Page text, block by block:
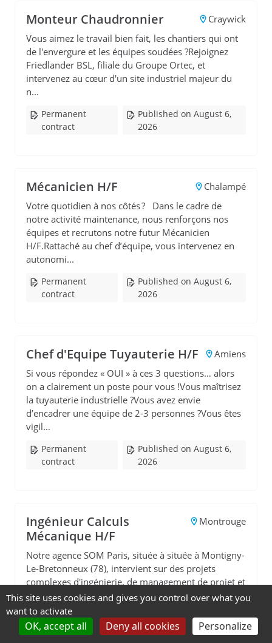
Monteur Chaudronnier
Craywick
Vous aimez le travail bien fait, les chantiers qui ont
de l'envergure et les équipes soudées ?Rejoignez
Friedlander BSL, filiale du Groupe Ortec, et
intervenez au cœur d'un site industriel majeur du
n...
Permanent
contract
Published on August 6,
2026
Mécanicien H/F
Chalampé
Votre quotidien à nos côtés ? Dans le cadre de
notre activité maintenance, nous renforçons nos
équipes et recrutons notre futur Mécanicien
H/F.Rattaché au chef d’équipe, vous intervenez en
autonomi...
Permanent
contract
Published on August 6,
2026
Chef d'Equipe Tuyauterie H/F
Amiens
Si vous répondez « OUI » à ces 3 questions… alors
on a clairement un poste pour vous !Vous maîtrisez
la tuyauterie industrielle ?Vous avez envie
d’encadrer une équipe de 2-3 personnes ?Vous êtes
vigil...
Permanent
contract
Published on August 6,
2026
Ingénieur Calculs
Mécanique H/F
Montrouge
Notre agence SOM Paris, située à située à Montigny-
Le-Bretonneux (78), intervient sur des projets
complexes d'ingénierie, de management de projet et
d'assistance à maîtrise d'ouvrage dans le domaine
d...
Permanent
Published on August 6,
This site uses cookies and gives you control over what you
want to activate
OK, accept all Deny all cookies Personalize